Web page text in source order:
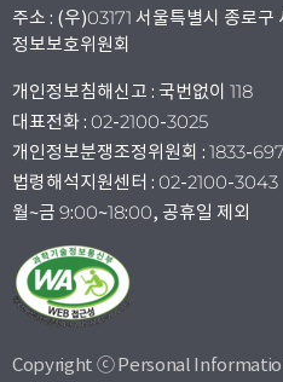
주소 : (우)03171 서울특별시 종로
정보보호위원회
개인정보침해신고 : 국번없이 118
대표전화 : 02-2100-3025
개인정보분쟁조정위원회 : 1833-
법령해석지원센터 : 02-2100-3043
월~금 9:00~18:00, 공휴일 제외
Copyright ⓒ Personal